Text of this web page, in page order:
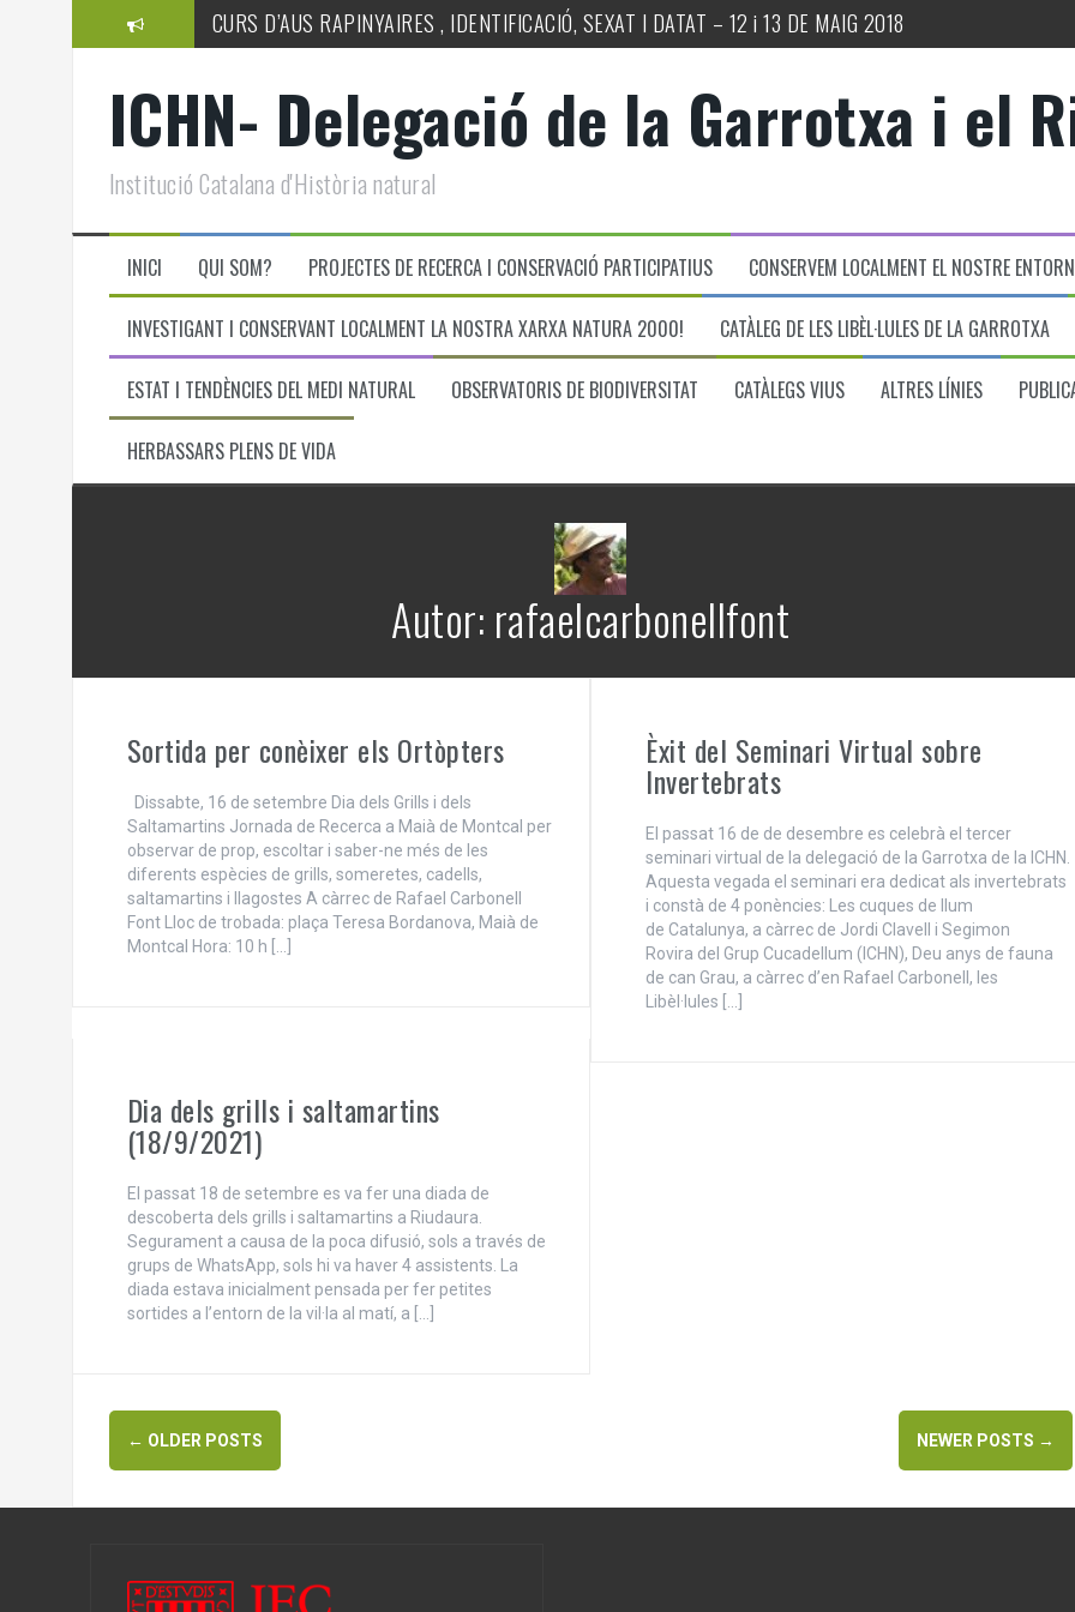
CURS D’AUS RAPINYAIRES , IDENTIFICACIÓ, SEXAT I DATAT – 12 i 13 DE MAIG 2018
ICHN- Delegació de la Garrotxa i el
Institució Catalana d'Història natural
INICI QUI SOM? PROJECTES DE RECERCA I CONSERVACIÓ PARTICIPATIUS CONSERVEM LOCALMENT EL NOSTRE
INVESTIGANT I CONSERVANT LOCALMENT LA NOSTRA XARXA NATURA 2000! CATÀLEG DE LES LIBÈL·LULES DE LA GARROTXA
ESTAT I TENDÈNCIES DEL MEDI NATURAL OBSERVATORIS DE BIODIVERSITAT CATÀLEGS VIUS ALTRES LÍNIES
HERBASSARS PLENS DE VIDA
Autor: rafaelcarbonellfont
Sortida per conèixer els Ortòpters
Dissabte, 16 de setembre Dia dels Grills i dels
Saltamartins Jornada de Recerca a Maià de Montcal per
observar de prop, escoltar i saber-ne més de les
diferents espècies de grills, someretes, cadells,
saltamartins i llagostes A càrrec de Rafael Carbonell
Font Lloc de trobada: plaça Teresa Bordanova, Maià de
Montcal Hora: 10 h […]
Èxit del Seminari Virtual sobre
Invertebrats
El passat 16 de de desembre es celebrà el tercer
seminari virtual de la delegació de la Garrotxa de la ICHN.
Aquesta vegada el seminari era dedicat als invertebrats
i constà de 4 ponències: Les cuques de llum
de Catalunya, a càrrec de Jordi Clavell i Segimon
Rovira del Grup Cucadellum (ICHN), Deu anys de fauna
de can Grau, a càrrec d’en Rafael Carbonell, les
Libèl·lules […]
Dia dels grills i saltamartins
(18/9/2021)
El passat 18 de setembre es va fer una diada de
descoberta dels grills i saltamartins a Riudaura.
Segurament a causa de la poca difusió, sols a través de
grups de WhatsApp, sols hi va haver 4 assistents. La
diada estava inicialment pensada per fer petites
sortides a l’entorn de la vil·la al matí, a […]
Posts
navigation
← OLDER POSTS NEWER POSTS →